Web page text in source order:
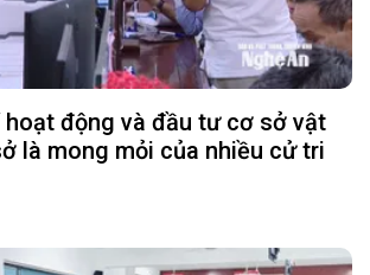
hoạt động và đầu tư cơ sở vật
là mong mỏi của nhiều cử tri